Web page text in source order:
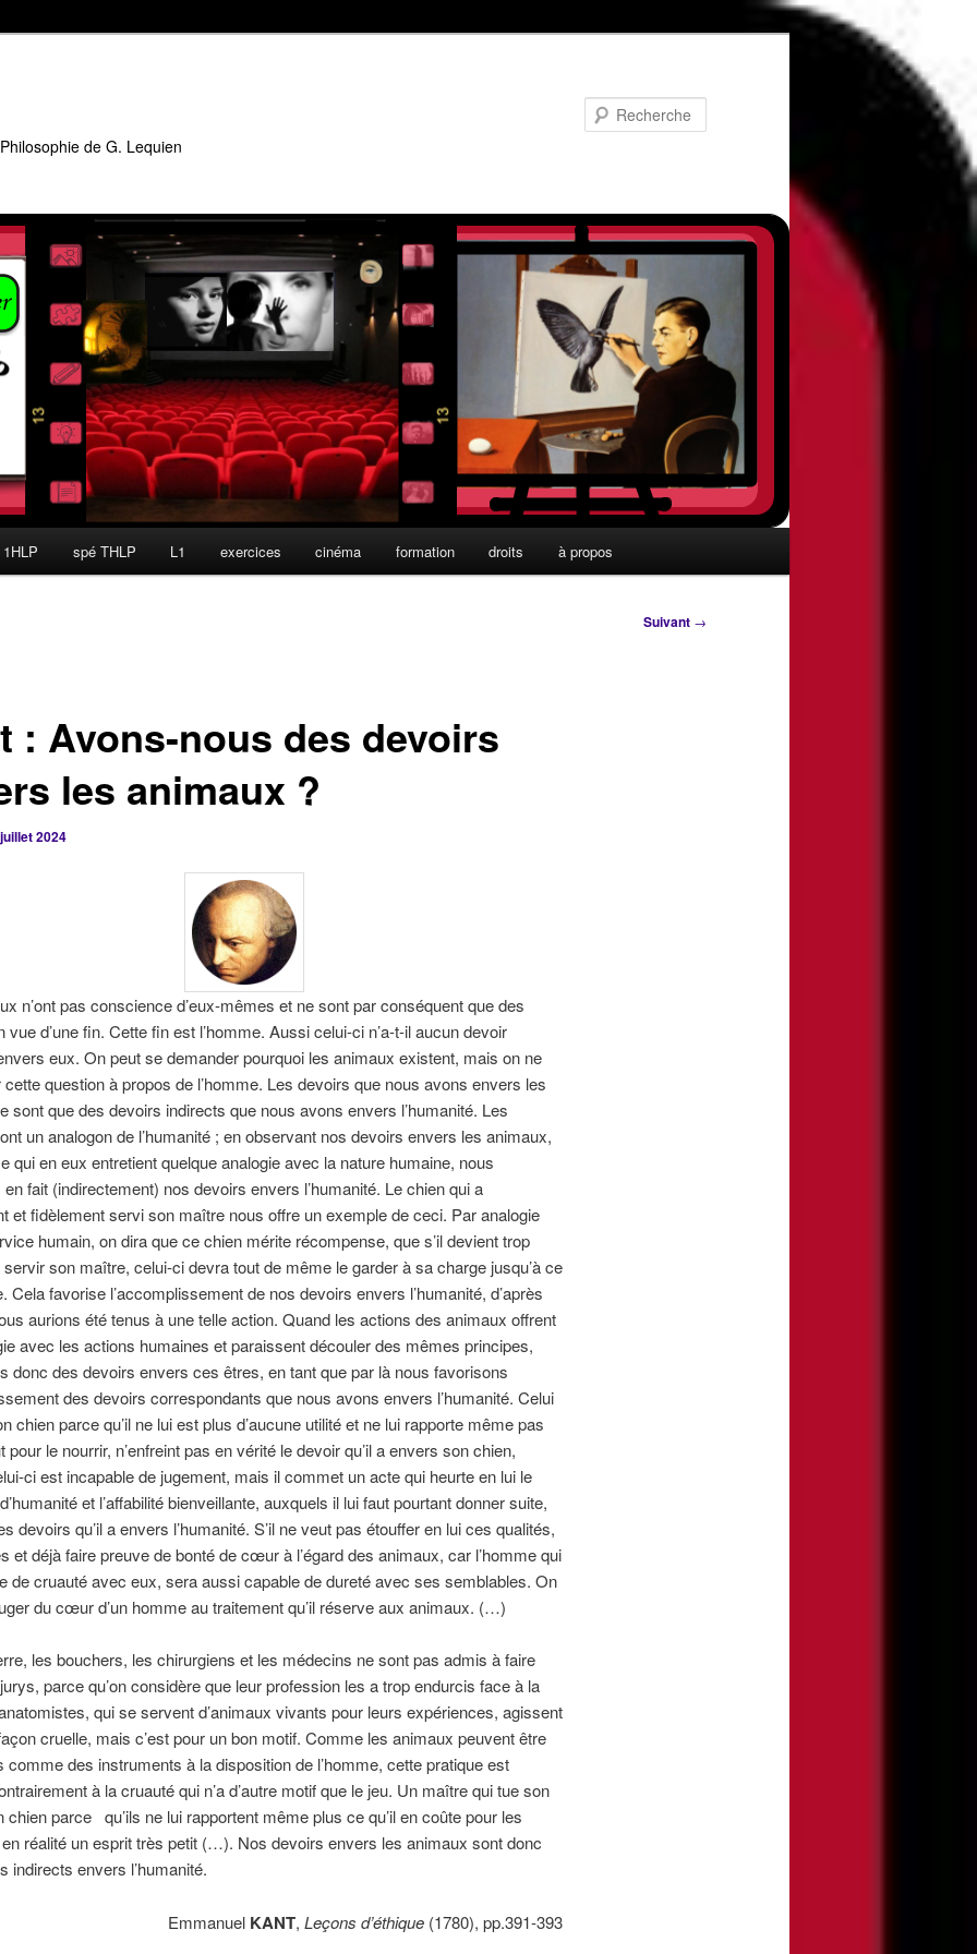
de G. Lequien
spé THLP L1 exercices cinéma formation droits à propos
Suivant →
: Avons-nous des devoirs
les animaux ?
2024
n’ont pas conscience d’eux-mêmes et ne sont par conséquent que des
vue d’une fin. Cette fin est l’homme. Aussi celui-ci n’a-t-il aucun devoir
eux. On peut se demander pourquoi les animaux existent, mais on ne
question à propos de l’homme. Les devoirs que nous avons envers les
sont que des devoirs indirects que nous avons envers l’humanité. Les
un analogon de l’humanité ; en observant nos devoirs envers les animaux,
qui en eux entretient quelque analogie avec la nature humaine, nous
fait (indirectement) nos devoirs envers l’humanité. Le chien qui a
et fidèlement servi son maître nous offre un exemple de ceci. Par analogie
humain, on dira que ce chien mérite récompense, que s’il devient trop
son maître, celui-ci devra tout de même le garder à sa charge jusqu’à ce
Cela favorise l’accomplissement de nos devoirs envers l’humanité, d’après
aurions été tenus à une telle action. Quand les actions des animaux offrent
avec les actions humaines et paraissent découler des mêmes principes,
donc des devoirs envers ces êtres, en tant que par là nous favorisons
des devoirs correspondants que nous avons envers l’humanité. Celui
chien parce qu’il ne lui est plus d’aucune utilité et ne lui rapporte même pas
pour le nourrir, n’enfreint pas en vérité le devoir qu’il a envers son chien,
ci est incapable de jugement, mais il commet un acte qui heurte en lui le
et l’affabilité bienveillante, auxquels il lui faut pourtant donner suite,
devoirs qu’il a envers l’humanité. S’il ne veut pas étouffer en lui ces qualités,
et déjà faire preuve de bonté de cœur à l’égard des animaux, car l’homme qui
de cruauté avec eux, sera aussi capable de dureté avec ses semblables. On
du cœur d’un homme au traitement qu’il réserve aux animaux. (…)
les bouchers, les chirurgiens et les médecins ne sont pas admis à faire
parce qu’on considère que leur profession les a trop endurcis face à la
qui se servent d’animaux vivants pour leurs expériences, agissent
cruelle, mais c’est pour un bon motif. Comme les animaux peuvent être
comme des instruments à la disposition de l’homme, cette pratique est
à la cruauté qui n’a d’autre motif que le jeu. Un maître qui tue son
chien parce qu’ils ne lui rapportent même plus ce qu’il en coûte pour les
réalité un esprit très petit (…). Nos devoirs envers les animaux sont donc
indirects envers l’humanité.
Emmanuel KANT,Leçons d’éthique (1780), pp.391-393